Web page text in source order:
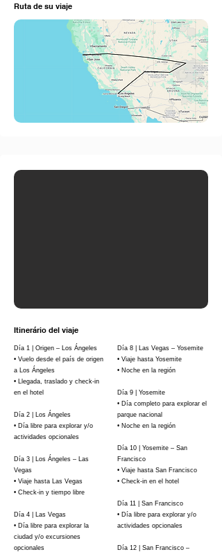
Ruta de su viaje
Itinerário del viaje
Día 1 | Origen – Los Ángeles
• Vuelo desde el país de origen
a Los Ángeles
• Llegada, traslado y check-in
en el hotel
Día 2 | Los Ángeles
• Día libre para explorar y/o
actividades opcionales
Día 3 | Los Ángeles – Las
Vegas
• Viaje hasta Las Vegas
• Check-in y tiempo libre
Día 4 | Las Vegas
• Día libre para explorar la
ciudad y/o excursiones
opcionales
Día 8 | Las Vegas – Yosemite
• Viaje hasta Yosemite
• Noche en la región
Día 9 | Yosemite
• Día completo para explorar el
parque nacional
• Noche en la región
Día 10 | Yosemite – San
Francisco
• Viaje hasta San Francisco
• Check-in en el hotel
Día 11 | San Francisco
• Día libre para explorar y/o
actividades opcionales
Día 12 | San Francisco –